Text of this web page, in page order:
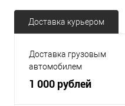
Доставка курьером
Доставка грузовым
автомобилем
1 000 рублей